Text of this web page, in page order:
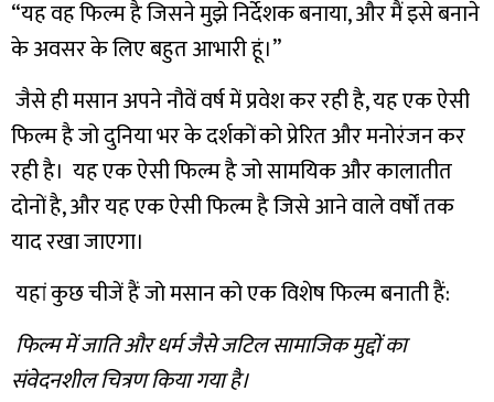
“यह वह फिल्म है जिसने मुझे निर्देशक बनाया, और मैं इसे बनाने
के अवसर के लिए बहुत आभारी हूं।”
जैसे ही मसान अपने नौवें वर्ष में प्रवेश कर रही है, यह एक ऐसी
फिल्म है जो दुनिया भर के दर्शकों को प्रेरित और मनोरंजन कर
रही है। यह एक ऐसी फिल्म है जो सामयिक और कालातीत
दोनों है, और यह एक ऐसी फिल्म है जिसे आने वाले वर्षों तक
याद रखा जाएगा।
यहां कुछ चीजें हैं जो मसान को एक विशेष फिल्म बनाती हैं:
फिल्म में जाति और धर्म जैसे जटिल सामाजिक मुद्दों का
संवेदनशील चित्रण किया गया है।